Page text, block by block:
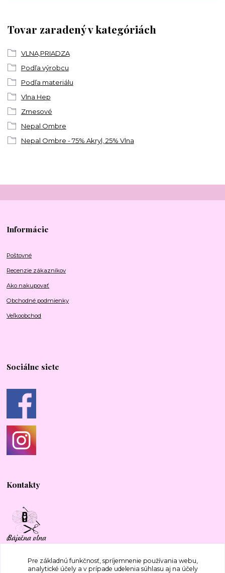
Tovar zaradený v kategóriách
VLNA,PRIADZA
Podľa výrobcu
Podľa materiálu
Vlna Hep
Zmesové
Nepal Ombre
Nepal Ombre - 75% Akryl, 25% Vlna
Informácie
Poštovné
Recenzie zákazníkov
Ako nakupovať
Obchodné podmienky
Veľkoobchod
Sociálne siete
Kontakty
+421 917 577 388
Pre základnú funkčnosť, spríjemnenie používania webu,
analytické účely a v prípade udelenia súhlasu aj na účely